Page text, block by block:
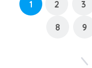
1 2 3
8 9